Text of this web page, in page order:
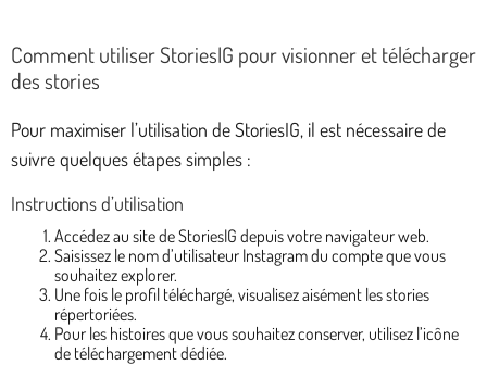
Comment utiliser StoriesIG pour visionner et télécharger
des stories
Pour maximiser l’utilisation de StoriesIG, il est nécessaire de
suivre quelques étapes simples :
Instructions d’utilisation
Accédez au site de StoriesIG depuis votre navigateur web.
Saisissez le nom d’utilisateur Instagram du compte que vous
souhaitez explorer.
Une fois le profil téléchargé, visualisez aisément les stories
répertoriées.
Pour les histoires que vous souhaitez conserver, utilisez l’icône
de téléchargement dédiée.